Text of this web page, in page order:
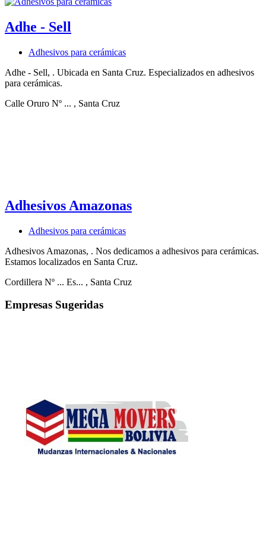
Adhe - Sell
Adhesivos para cerámicas
Adhe - Sell, . Ubicada en Santa Cruz. Especializados en adhesivos
para cerámicas.
Calle Oruro Nº ... , Santa Cruz
Adhesivos Amazonas
Adhesivos para cerámicas
Adhesivos Amazonas, . Nos dedicamos a adhesivos para cerámicas.
Estamos localizados en Santa Cruz.
Cordillera Nº ... Es... , Santa Cruz
Empresas Sugeridas